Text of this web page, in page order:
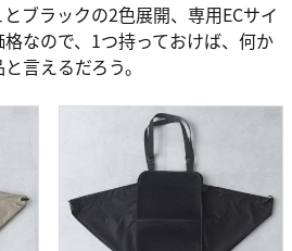
ブラックの2色展開、専用ECサイ
なので、1つ持っておけば、何か
言えるだろう。